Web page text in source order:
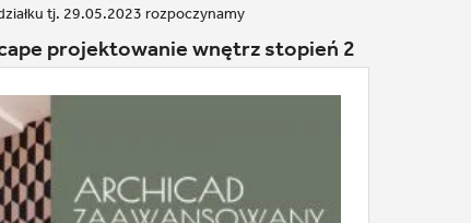
tj. 29.05.2023 rozpoczynamy
projektowanie wnętrz stopień 2